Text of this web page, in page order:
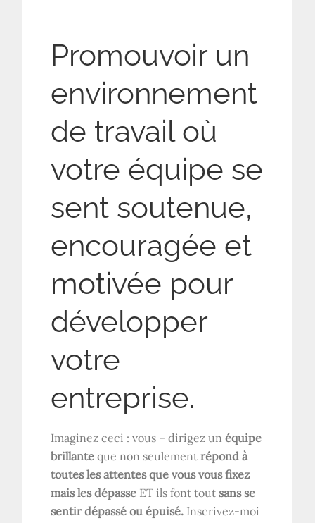
Promouvoir un
environnement
de travail où
votre équipe se
sent soutenue,
encouragée et
motivée pour
développer
votre
entreprise.
Imaginez ceci : vous – dirigez unéquipe
brillante que non seulementrépond à
toutes les attentes que vous vous fixez
mais les dépasse ET ils font tout sans se
sentir dépassé ou épuisé. Inscrivez-moi